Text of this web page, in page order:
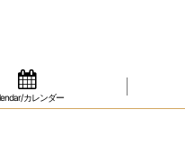
カレンダー